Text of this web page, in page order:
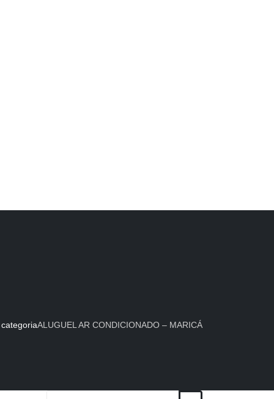
ALUGUEL AR CONDICIONADO – MARICÁ